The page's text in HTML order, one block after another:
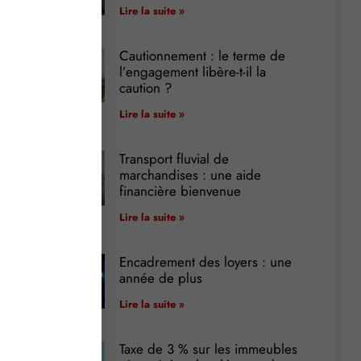
Lire la suite »
Cautionnement : le terme de
l’engagement libère-t-il la
caution ?
Lire la suite »
Transport fluvial de
marchandises : une aide
financière bienvenue
Lire la suite »
Encadrement des loyers : une
année de plus
Lire la suite »
Taxe de 3 % sur les immeubles